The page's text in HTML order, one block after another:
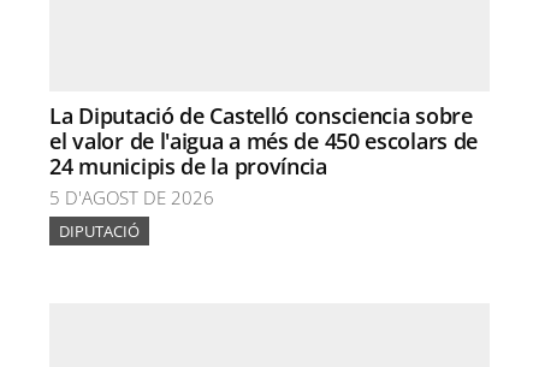
La Diputació de Castelló consciencia sobre
el valor de l'aigua a més de 450 escolars de
24 municipis de la província
5 D'AGOST DE 2026
DIPUTACIÓ